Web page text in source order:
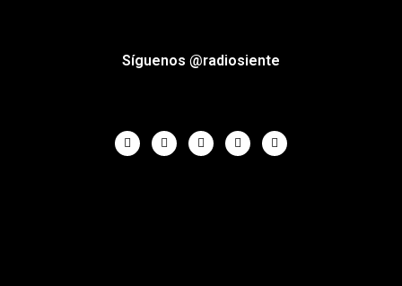
Síguenos @radiosiente